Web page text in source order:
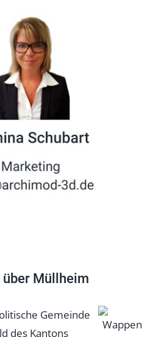
Müllheim
Gemeinde
des Kantons